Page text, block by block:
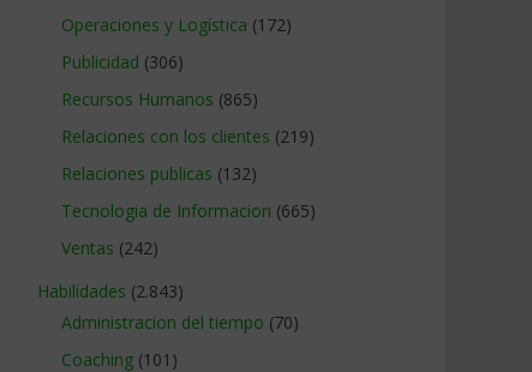
Operaciones y Logística (172)
Publicidad (306)
Recursos Humanos (865)
Relaciones con los clientes (219)
Relaciones publicas (132)
Tecnologia de Informacion (665)
Ventas (242)
Habilidades (2.843)
Administracion del tiempo (70)
Coaching (101)